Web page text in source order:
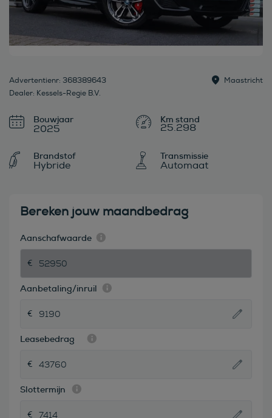
Advertentienr: 368389643
Dealer: Kessels-Regie B.V.
Maastricht
Bouwjaar
2025 25.298
Brandstof
Hybride
Transmissie
Automaat
Bereken jouw maandbedrag
Aanschafwaarde
Aanbetaling/inruil
Leasebedrag
Slottermijn